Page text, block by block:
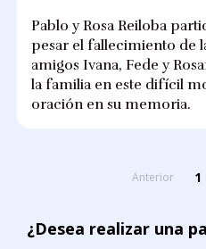
Pablo y Rosa Reiloba
pesar el fallecimiento de
amigos Ivana, Fede y
la familia en este difícil
oración en su memoria.
Anterior 1
¿Desea realizar una